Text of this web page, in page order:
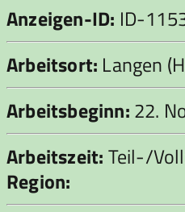
Anzeigen-ID: ID-
Arbeitsort: Langen
Arbeitsbeginn:22.
Arbeitszeit:Teil-/
Region: